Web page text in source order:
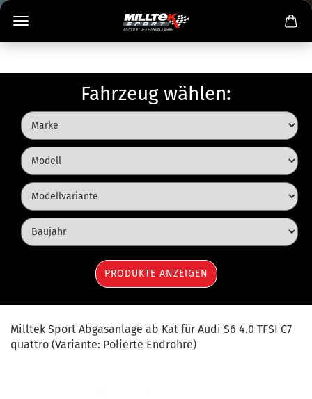
Fahrzeug wählen:
Milltek Sport Abgasanlage ab Kat für Audi S6 4.0 TFSI C7
quattro (Variante: Polierte Endrohre)